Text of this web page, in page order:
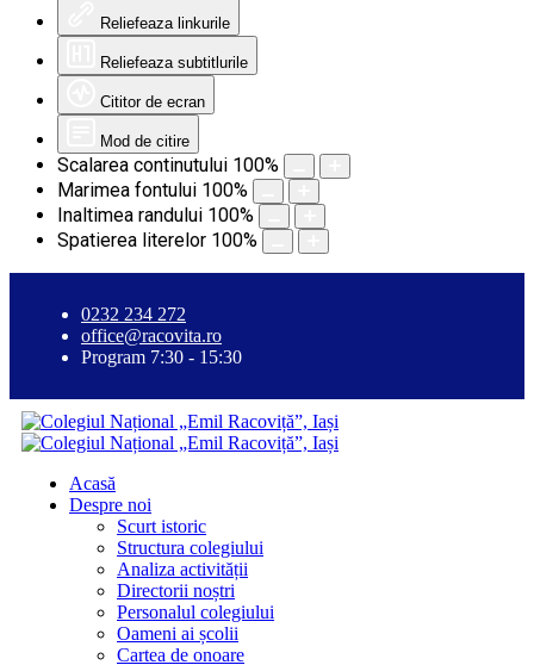
Reliefeaza linkurile
Reliefeaza subtitlurile
Cititor de ecran
Mod de citire
Scalarea continutului 100%
Marimea fontului 100%
Inaltimea randului 100%
Spatierea literelor 100%
0232 234 272
office@racovita.ro
Program 7:30 - 15:30
Acasă
Despre noi
Scurt istoric
Structura colegiului
Analiza activității
Directorii noștri
Personalul colegiului
Oameni ai școlii
Cartea de onoare